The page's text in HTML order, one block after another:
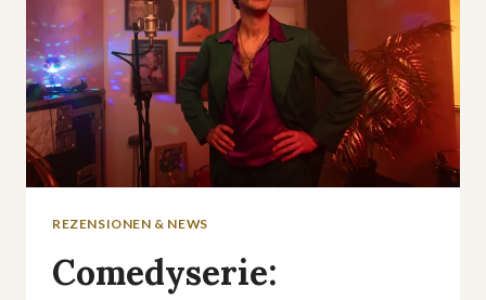
REZENSIONEN & NEWS
Comedyserie: